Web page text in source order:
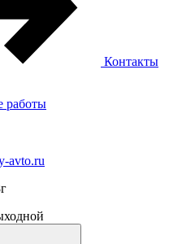
Контакты
работы
avto.ru